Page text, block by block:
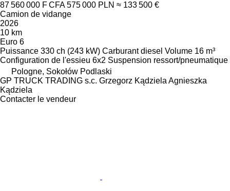
87 560 000 F CFA 575 000 PLN ≈ 133 500 €
Camion de vidange
2026
10 km
Euro 6
Puissance 330 ch (243 kW) Carburant diesel Volume 16 m³
Configuration de l'essieu 6x2 Suspension ressort/pneumatique
Pologne, Sokołów Podlaski
GP TRUCK TRADING s.c. Grzegorz Kądziela Agnieszka
Kądziela
Contacter le vendeur